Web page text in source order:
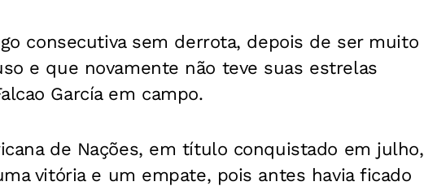
consecutiva sem derrota, depois de ser muito
e que novamente não teve suas estrelas
García em campo.
de Nações, em título conquistado em julho,
vitória e um empate, pois antes havia ficado